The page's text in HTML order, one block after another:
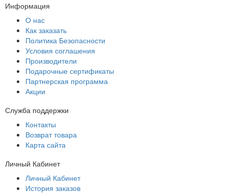
Информация
О нас
Как заказать
Политика Безопасности
Условия соглашения
Производители
Подарочные сертификаты
Партнерская программа
Акции
Служба поддержки
Контакты
Возврат товара
Карта сайта
Личный Кабинет
Личный Кабинет
История заказов